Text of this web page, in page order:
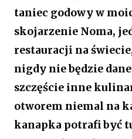
taniec godowy w
skojarzenie Noma,
restauracji na
nigdy nie będzie
szczęście inne
otworem niemal na
kanapka potrafi być